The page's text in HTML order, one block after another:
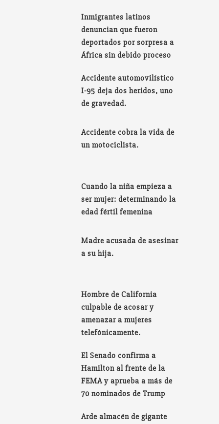
Inmigrantes latinos
denuncian que fueron
deportados por sorpresa a
África sin debido proceso
Accidente automovilístico
I-95 deja dos heridos, uno
de gravedad.
Accidente cobra la vida de
un motociclista.
Cuando la niña empieza a
ser mujer: determinando la
edad fértil femenina
Madre acusada de asesinar
a su hija.
Hombre de California
culpable de acosar y
amenazar a mujeres
telefónicamente.
El Senado confirma a
Hamilton al frente de la
FEMA y aprueba a más de
70 nominados de Trump
Arde almacén de gigante